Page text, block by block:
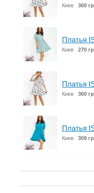
Киев 360
Платья
Киев 270
Платья
Киев 360
Платья
Киев 309